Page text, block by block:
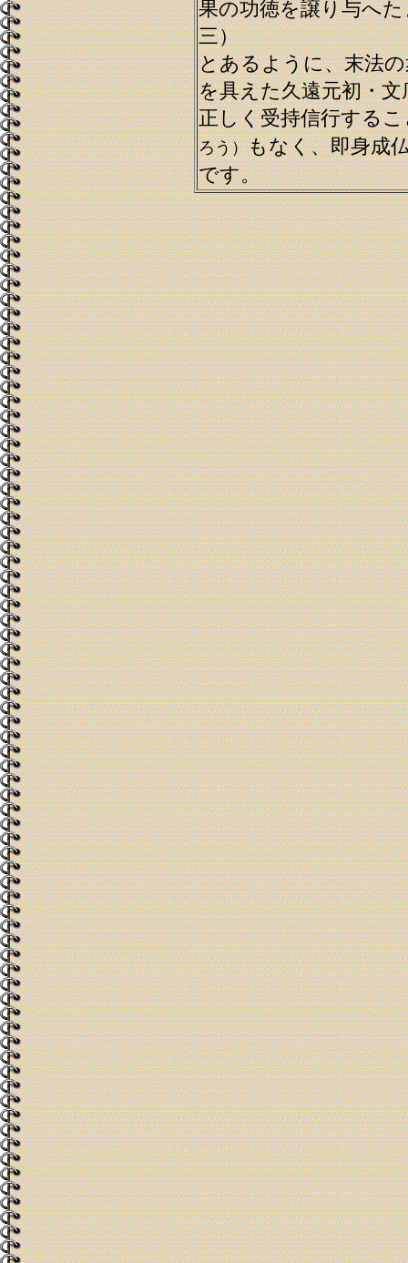
果の功徳を譲り与へ
三）
とあるように、末法
を具えた久遠元初・
正しく受持信行する
ろう）もなく、即身成
です。